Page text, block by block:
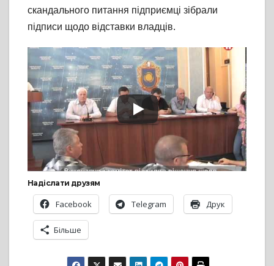
скандального питання підприємці зібрали
підписи щодо відставки владців.
Надіслати друзям
Facebook Telegram Друк
Більше